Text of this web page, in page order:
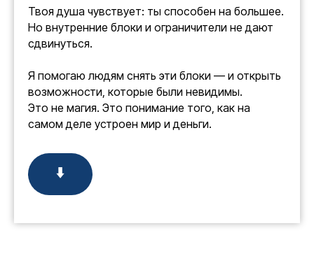
Твоя душа чувствует: ты способен на большее.
Но внутренние блоки и ограничители не дают
сдвинуться.
Я помогаю людям снять эти блоки — и открыть
возможности, которые были невидимы.
Это не магия. Это понимание того, как на
самом деле устроен мир и деньги.
⬇️